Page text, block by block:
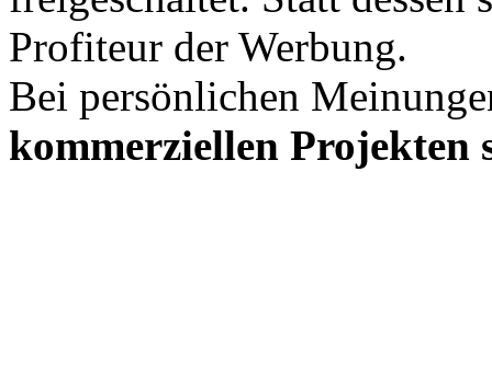
Profiteur der Werbung.
Bei persönlichen
kommerziellen Projekten